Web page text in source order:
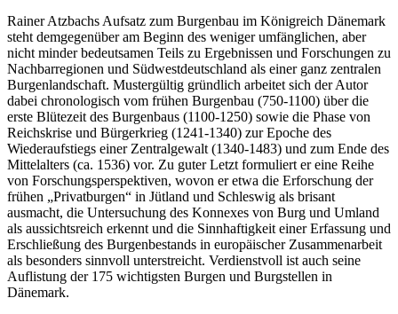
Rainer Atzbachs Aufsatz zum Burgenbau im Königreich Dänemark
steht demgegenüber am Beginn des weniger umfänglichen, aber
nicht minder bedeutsamen Teils zu Ergebnissen und Forschungen zu
Nachbarregionen und Südwestdeutschland als einer ganz zentralen
Burgenlandschaft. Mustergültig gründlich arbeitet sich der Autor
dabei chronologisch vom frühen Burgenbau (750-1100) über die
erste Blütezeit des Burgenbaus (1100-1250) sowie die Phase von
Reichskrise und Bürgerkrieg (1241-1340) zur Epoche des
Wiederaufstiegs einer Zentralgewalt (1340-1483) und zum Ende des
Mittelalters (ca. 1536) vor. Zu guter Letzt formuliert er eine Reihe
von Forschungsperspektiven, wovon er etwa die Erforschung der
frühen „Privatburgen“ in Jütland und Schleswig als brisant
ausmacht, die Untersuchung des Konnexes von Burg und Umland
als aussichtsreich erkennt und die Sinnhaftigkeit einer Erfassung und
Erschließung des Burgenbestands in europäischer Zusammenarbeit
als besonders sinnvoll unterstreicht. Verdienstvoll ist auch seine
Auflistung der 175 wichtigsten Burgen und Burgstellen in
Dänemark.